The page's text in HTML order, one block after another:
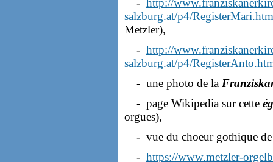
- http://
salzburg.at/p4/RegisterMari.htm
Metzler),
- http://
salzburg.at/p4/
- une photo de la
- page Wikipedia sur cette
orgues),
- vue du choeur gothique
- https://www.metzler-